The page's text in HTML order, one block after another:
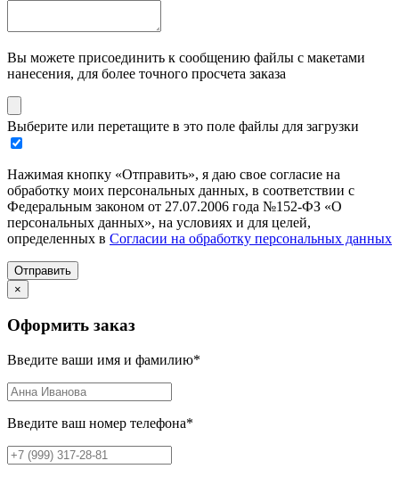
Вы можете присоединить к сообщению файлы с макетами
нанесения, для более точного просчета заказа
Выберите или перетащите в это поле файлы для загрузки
Нажимая кнопку «Отправить», я даю свое согласие на
обработку моих персональных данных, в соответствии с
Федеральным законом от 27.07.2006 года №152-ФЗ «О
персональных данных», на условиях и для целей,
определенных в Согласии на обработку персональных данных
Отправить
×
Оформить заказ
Введите ваши имя и фамилию*
Введите ваш номер телефона*